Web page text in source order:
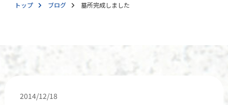
トップ ブログ 墓所完成しました
2014/12/18